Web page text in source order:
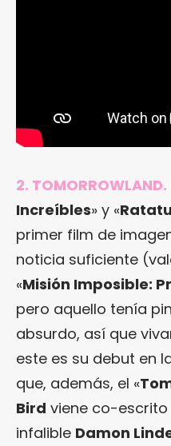
2. TOMORROWLAND.
Increíbles» y «
primer film de
noticia suficiente
«Misión Imposible:
pero aquello tenía
absurdo, así que
este es su debut en
que, además, el «
Bird viene co-
infalible Damon